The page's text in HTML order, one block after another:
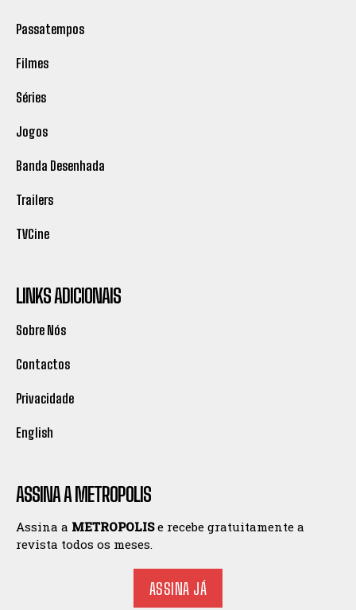
Passatempos
Filmes
Séries
Jogos
Banda Desenhada
Trailers
TVCine
LINKS ADICIONAIS
Sobre Nós
Contactos
Privacidade
English
ASSINA A METROPOLIS
Assina a METROPOLISe recebe gratuitamente a
revista todos os meses.
ASSINA JÁ